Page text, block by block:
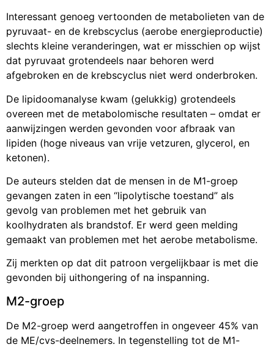
Interessant genoeg vertoonden de metabolieten van de
pyruvaat- en de krebscyclus (aerobe energieproductie)
slechts kleine veranderingen, wat er misschien op wijst
dat pyruvaat grotendeels naar behoren werd
afgebroken en de krebscyclus niet werd onderbroken.
De lipidoomanalyse kwam (gelukkig) grotendeels
overeen met de metabolomische resultaten – omdat er
aanwijzingen werden gevonden voor afbraak van
lipiden (hoge niveaus van vrije vetzuren, glycerol, en
ketonen).
De auteurs stelden dat de mensen in de M1-groep
gevangen zaten in een “lipolytische toestand” als
gevolg van problemen met het gebruik van
koolhydraten als brandstof. Er werd geen melding
gemaakt van problemen met het aerobe metabolisme.
Zij merkten op dat dit patroon vergelijkbaar is met die
gevonden bij uithongering of na inspanning.
M2-groep
De M2-groep werd aangetroffen in ongeveer 45% van
de ME/cvs-deelnemers. In tegenstelling tot de M1-